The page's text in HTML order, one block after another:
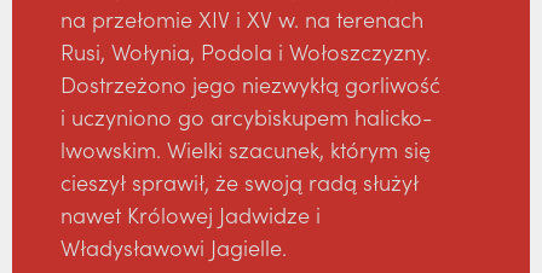
na przełomie XIV i XV w. na terenach
Rusi, Wołynia, Podola i Wołoszczyzny.
Dostrzeżono jego niezwykłą gorliwość
i uczyniono go arcybiskupem halicko-
lwowskim. Wielki szacunek, którym się
cieszył sprawił, że swoją radą służył
nawet Królowej Jadwidze i
Władysławowi Jagielle.